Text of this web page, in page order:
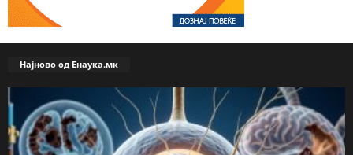
Најново од Енаука.мк